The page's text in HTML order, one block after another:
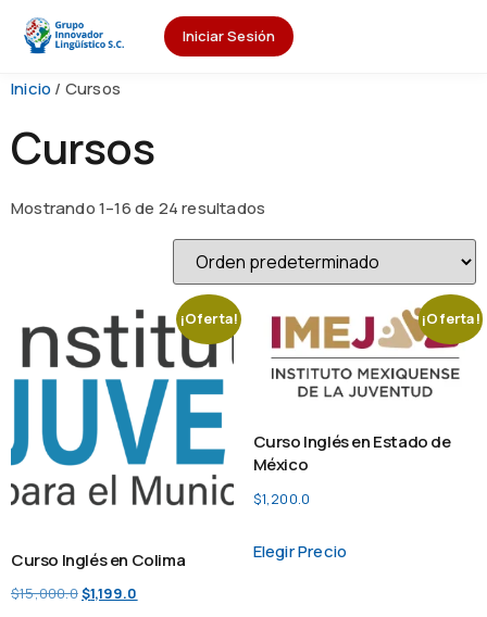
Iniciar Sesión
Inicio / Cursos
Cursos
Mostrando 1–16 de 24 resultados
¡Oferta!
Curso Inglés en Colima
$15,000.0$1,199.0
¡Oferta!
Curso Inglés en Estado de
México
$1,200.0
Elegir Precio